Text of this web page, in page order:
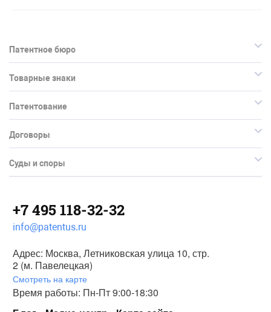
Патентное бюро
Товарные знаки
Патентование
Договоры
Суды и споры
+7 495 118-32-32
info@patentus.ru
Адрес: Москва, Летниковская улица 10, стр.
2 (м. Павелецкая)
Смотреть на карте
Время работы: Пн-Пт 9:00-18:30